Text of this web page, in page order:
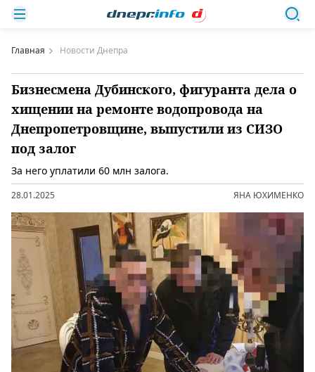
Главная Новости Днепра
Бизнесмена Дубинского, фигуранта дела о
хищении на ремонте водопровода на
Днепропетровщине, выпустили из СИЗО
под залог
За него уплатили 60 млн залога.
28.01.2025 ЯНА ЮХИМЕНКО